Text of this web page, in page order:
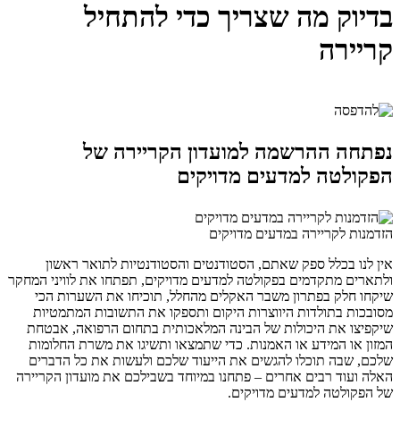
בדיוק מה שצריך כדי להתחיל
קריירה
נפתחה ההרשמה למועדון הקריירה של
הפקולטה למדעים מדויקים
הזדמנות לקריירה במדעים מדויקים
אין לנו בכלל ספק שאתם, הסטודנטים והסטודנטיות לתואר ראשון
ולתארים מתקדמים בפקולטה למדעים מדויקים, תפתחו את לוויני המחקר
שיקחו חלק בפתרון משבר האקלים מהחלל, תוכיחו את השערות הכי
מסובכות בתולדות היווצרות היקום ותספקו את התשובות המתמטיות
שיקפיצו את היכולות של הבינה המלאכותית בתחום הרפואה, אבטחת
המזון או המידע או האמנות. כדי שתמצאו ותשיגו את משרת החלומות
שלכם, שבה תוכלו להגשים את הייעוד שלכם ולעשות את כל הדברים
האלה ועוד רבים אחרים – פתחנו במיוחד בשבילכם את מועדון הקריירה
של הפקולטה למדעים מדויקים.